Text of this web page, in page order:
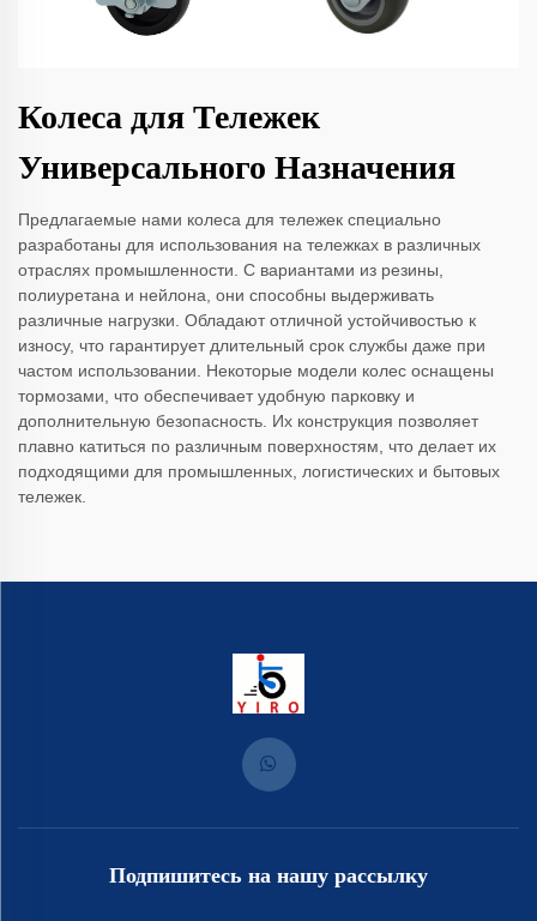
Колеса для Тележек
Универсального Назначения
Предлагаемые нами колеса для тележек специально
разработаны для использования на тележках в различных
отраслях промышленности. С вариантами из резины,
полиуретана и нейлона, они способны выдерживать
различные нагрузки. Обладают отличной устойчивостью к
износу, что гарантирует длительный срок службы даже при
частом использовании. Некоторые модели колес оснащены
тормозами, что обеспечивает удобную парковку и
дополнительную безопасность. Их конструкция позволяет
плавно катиться по различным поверхностям, что делает их
подходящими для промышленных, логистических и бытовых
тележек.
Подпишитесь на нашу рассылку